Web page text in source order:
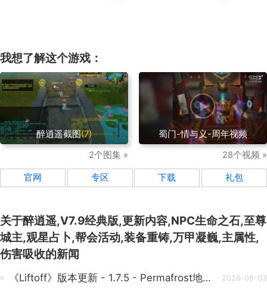
我想了解这个游戏：
醉逍遥截图(7)
2个图集 »
蜀门-情与义-周年视频
28个视频 »
官网 专区 下载 礼包
关于醉逍遥,V7.9经典版,更新内容,NPC生命之石,至尊
城主,观星占卜,帮会活动,装备重铸,万甲凝巍,主属性,
伤害吸收的新闻
《Liftoff》版本更新 - 1.7.5 - Permafrost地图重制 2026-08-03